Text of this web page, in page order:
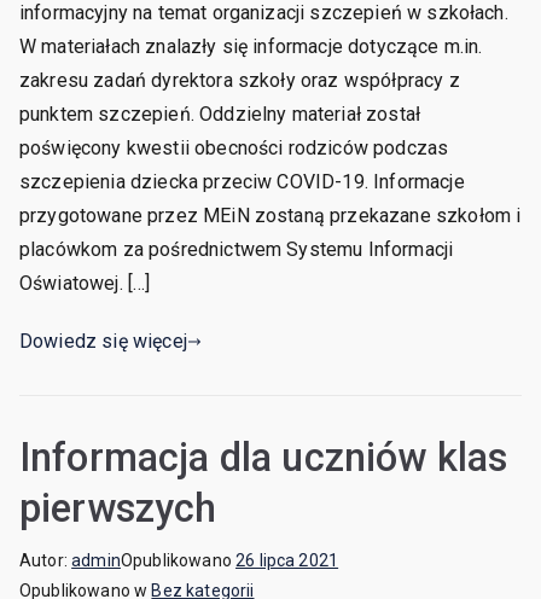
informacyjny na temat organizacji szczepień w szkołach.
W materiałach znalazły się informacje dotyczące m.in.
zakresu zadań dyrektora szkoły oraz współpracy z
punktem szczepień. Oddzielny materiał został
poświęcony kwestii obecności rodziców podczas
szczepienia dziecka przeciw COVID-19. Informacje
przygotowane przez MEiN zostaną przekazane szkołom i
placówkom za pośrednictwem Systemu Informacji
Oświatowej. […]
Dowiedz się więcej
Informacja dla uczniów klas
pierwszych
Autor:adminOpublikowano26 lipca 2021
Opublikowano w Bez kategorii